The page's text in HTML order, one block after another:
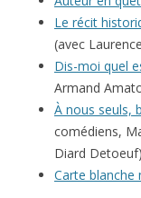
Le récit
(avec
Dis-moi quel
Armand
À nous seuls,
comédiens,
Diard Detoeuf)
Carte blanche